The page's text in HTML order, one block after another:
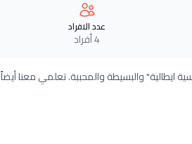
عدد الافراد
4 أفراد
ايطالية" والبسيطة والمحببة. تعلمي معنا أيضاً